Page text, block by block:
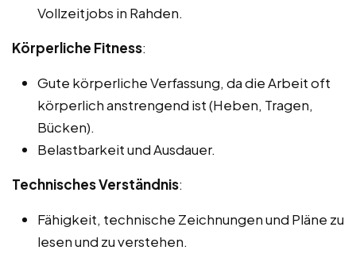
Vollzeitjobs in Rahden.
Körperliche Fitness:
Gute körperliche Verfassung, da die Arbeit oft
körperlich anstrengend ist (Heben, Tragen,
Bücken).
Belastbarkeit und Ausdauer.
Technisches Verständnis:
Fähigkeit, technische Zeichnungen und Pläne zu
lesen und zu verstehen.